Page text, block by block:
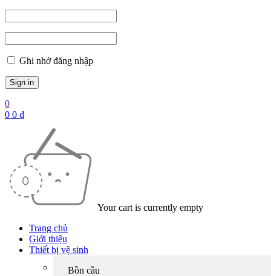
Ghi nhớ đăng nhập
0
0 0 ₫
Your cart is currently empty
Trang chủ
Giới thiệu
Thiết bị vệ sinh
Bồn cầu